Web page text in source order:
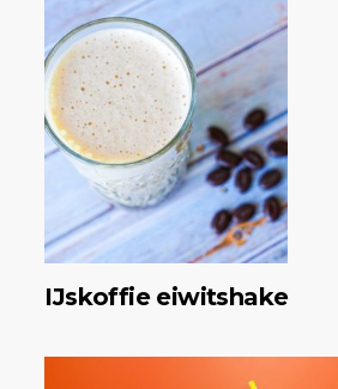
IJskoffie eiwitshake